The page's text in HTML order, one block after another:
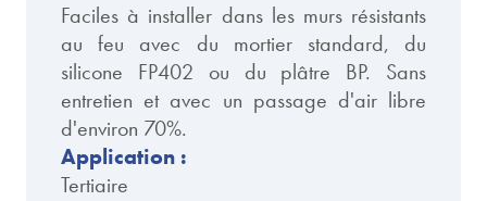
Faciles à installer dans les murs résistants
au feu avec du mortier standard, du
silicone FP402 ou du plâtre BP. Sans
entretien et avec un passage d'air libre
d'environ 70%.
Application :
Tertiaire